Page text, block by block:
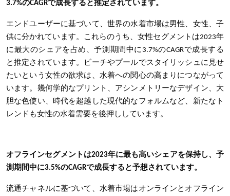
3.7%のCAGRで成長すると推定されています。
エンドユーザーに基づいて、世界の水着市場は男性、女性、子
供に分かれています。これらのうち、女性セグメントは2023年
に最大のシェアを占め、予測期間中に3.7%のCAGRで成長する
と推定されています。ビーチやプールでスタイリッシュに見せ
たいという女性の欲求は、水着への関心の高まりにつながって
います。幾何学的なプリント、アシンメトリーなデザイン、大
胆な色使い、時代を超越した現代的なフォルムなど、新たなト
レンドも女性の水着需要を後押ししています。
オフラインセグメントは2023年に最も高いシェアを保持し、予
測期間中に3.5%のCAGRで成長すると予想されています。
流通チャネルに基づいて、水着市場はオンラインとオフライン